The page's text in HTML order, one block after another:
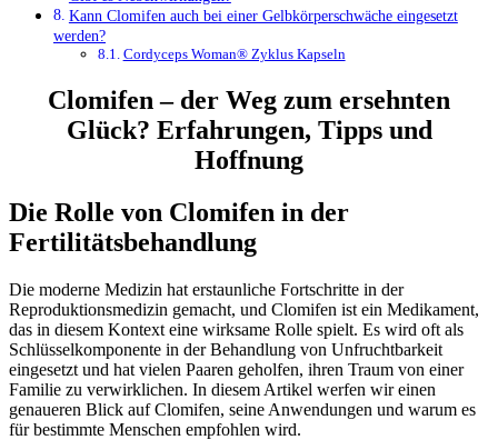
Kann Clomifen auch bei einer Gelbkörperschwäche eingesetzt
werden?
Cordyceps Woman® Zyklus Kapseln
Clomifen – der Weg zum ersehnten
Glück? Erfahrungen, Tipps und
Hoffnung
Die Rolle von Clomifen in der
Fertilitätsbehandlung
Die moderne Medizin hat erstaunliche Fortschritte in der
Reproduktionsmedizin gemacht, und Clomifen ist ein Medikament,
das in diesem Kontext eine wirksame Rolle spielt. Es wird oft als
Schlüsselkomponente in der Behandlung von Unfruchtbarkeit
eingesetzt und hat vielen Paaren geholfen, ihren Traum von einer
Familie zu verwirklichen. In diesem Artikel werfen wir einen
genaueren Blick auf Clomifen, seine Anwendungen und warum es
für bestimmte Menschen empfohlen wird.